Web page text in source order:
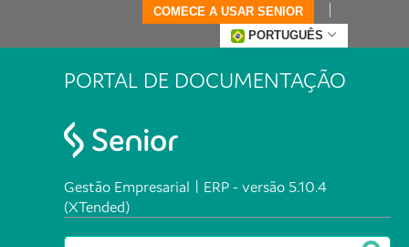
COMECE A USAR SENIOR
PORTUGUÊS
PORTAL DE DOCUMENTAÇÃO
Gestão Empresarial | ERP - versão 5.10.4
(XTended)